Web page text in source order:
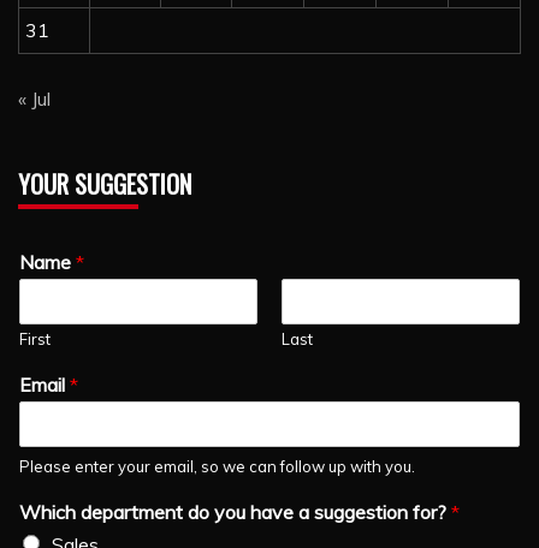
31
« Jul
YOUR SUGGESTION
Name *
First Last
Email *
Please enter your email, so we can follow up with you.
Which department do you have a suggestion for? *